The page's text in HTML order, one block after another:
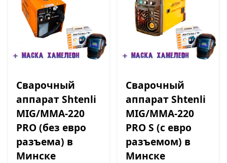
Сварочный
аппарат Shtenli
MIG/MMA-220
PRO (без евро
разъема) в
Минске
Сварочный
аппарат Shtenli
MIG/MMA-220
PRO S (с евро
разъемом) в
Минске